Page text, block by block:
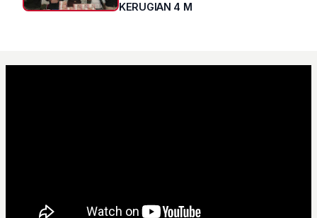
KERUGIAN 4 M